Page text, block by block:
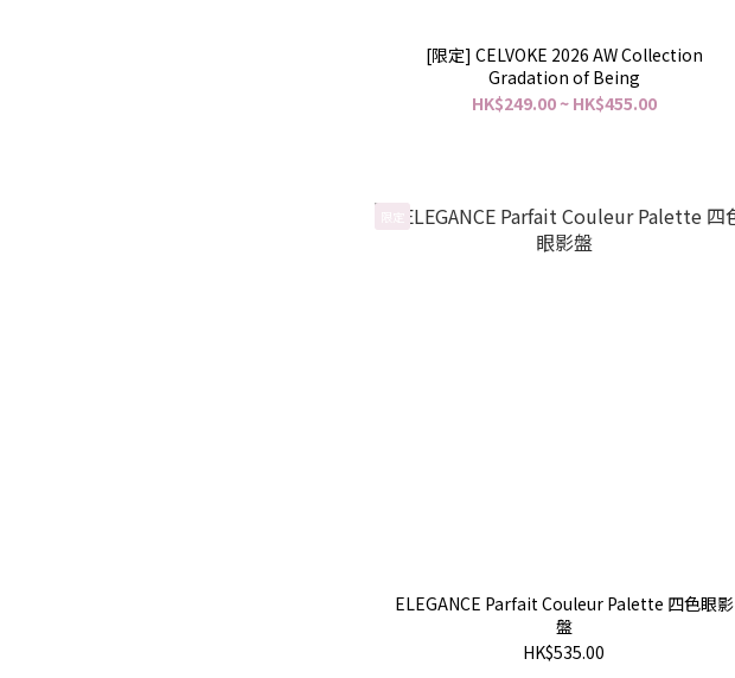
[限定] CELVOKE 2026 AW Collection
Gradation of Being
HK$249.00 ~ HK$455.00
ELEGANCE Parfait Couleur Palette 四色眼影
盤
HK$535.00